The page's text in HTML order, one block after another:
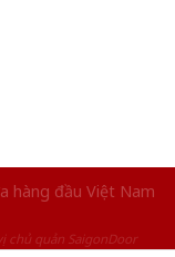
hàng đầu Việt Nam
quản SaigonDoor